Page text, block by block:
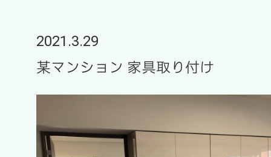
2021.3.29
某マンション 家具取り付け